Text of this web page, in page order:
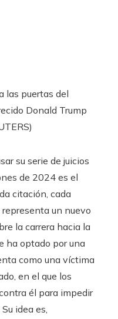
las puertas del
Donald Trump
su serie de juicios
de 2024 es el
citación, cada
un nuevo
la carrera hacia la
ha optado por una
como una víctima
en el que los
él para impedir
idea es,